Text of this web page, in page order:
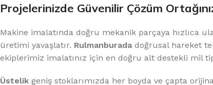
Projelerinizde Güvenilir Çözüm
Makine imalatında doğru mekanik parçaya hızlıca
üretimi yavaşlatır. Rulmanburada doğrusal hareket
ekiplerimiz imalatınız için en doğru alt destekli mil
Üstelik geniş stoklarımızda her boyda ve çapta